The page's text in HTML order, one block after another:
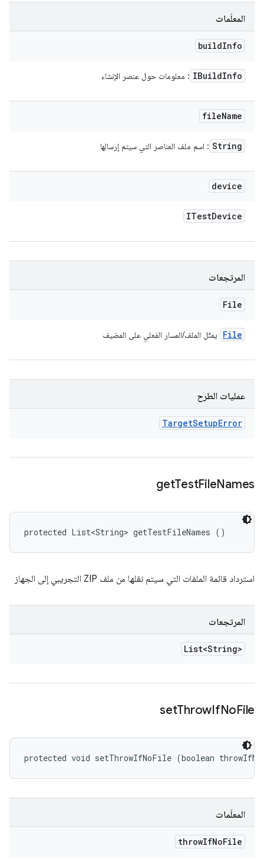
المعلَمات
buildInfo
IBuildInfo : معلومات حول عنصر الإنشاء
fileName
String : اسم ملف العناصر التي سيتم إرسالها
device
ITestDevice
المرتجعات
File
File يمثّل الملف/المسار الفعلي على المضيف
عمليات الطرح
TargetSetupError
getTestFileNames
protected List<String> getTestFileNames ()
استرداد قائمة الملفات التي سيتم نقلها من ملف ZIP التجريبي إلى الجهاز
المرتجعات
List<String>
setThrowIfNoFile
protected void setThrowIfNoFile (boolean
المعلَمات
throwIfNoFile